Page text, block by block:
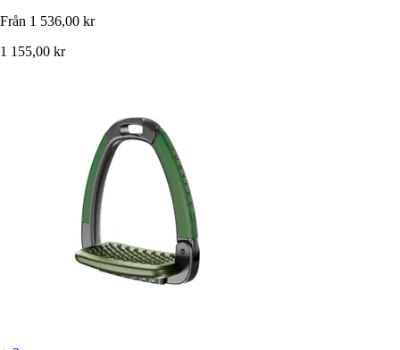
Från 1 536,00 kr
1 155,00 kr